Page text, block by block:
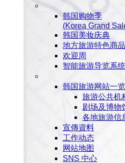
韩国购物季
(Korea Grand
韩国美妆庆典
地方旅游特色商
欢迎周
智能旅游导览系统
韩国旅游网站一览
旅游公共机
剧场及博物
各地旅游信
宣傳資料
工作动态
网站地图
SNS 中心